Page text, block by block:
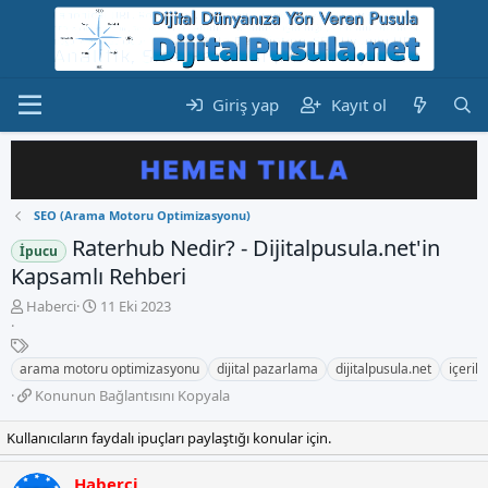
Giriş yap Kayıt ol
SEO (Arama Motoru Optimizasyonu)
İpucu
Raterhub Nedir? - Dijitalpusula.net'in
Kapsamlı Rehberi
K
n
b
u
y
u
b
a
ş
Haberci
B
l
a
n
g
ı
ç
t
11 Eki 2023
E
t
i
e
t
l
e
arama motoru optimizasyonu dijital pazarlama dijitalpusula.net içerik
K
n
u
n
Konunun Bağlantısını Kopyala
Kullanıcıların faydalı ipuçları paylaştığı konular için.